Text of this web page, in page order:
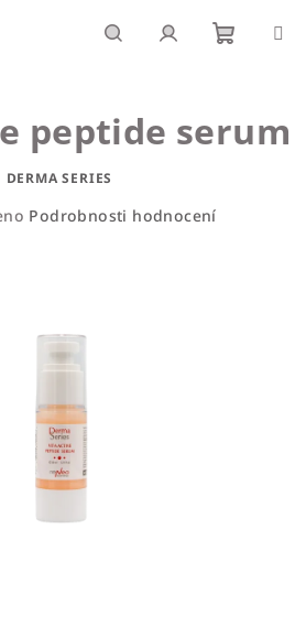
košík
peptide serum
DERMA SERIES
Podrobnosti hodnocení